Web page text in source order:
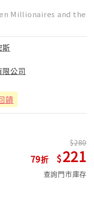
Millionaires and the
斯
限公司
饋
79
280
221
查詢門市庫存